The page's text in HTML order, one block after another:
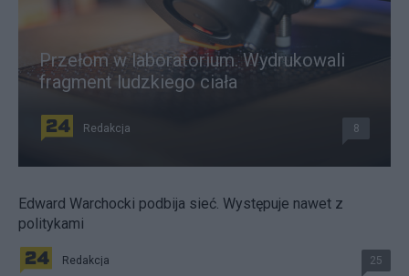
Przełom w laboratorium. Wydrukowali
fragment ludzkiego ciała
Redakcja 8
Edward Warchocki podbija sieć. Występuje nawet z
politykami
Redakcja 25